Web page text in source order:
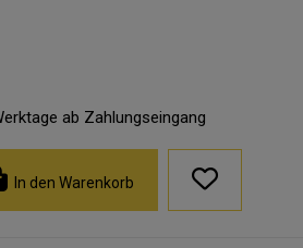
ab Zahlungseingang
In den Warenkorb